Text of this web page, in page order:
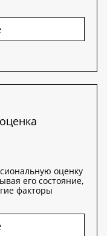
оценку
его состояние,
факторы